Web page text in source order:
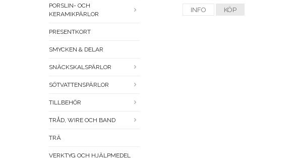
PORSLIN- OCH
KERAMIKPÄRLOR
PRESENTKORT
SMYCKEN & DELAR
SNÄCKSKALSPÄRLOR
SÖTVATTENSPÄRLOR
TILLBEHÖR
TRÅD, WIRE OCH BAND
TRÄ
VERKTYG OCH HJÄLPMEDEL
INFO KÖP